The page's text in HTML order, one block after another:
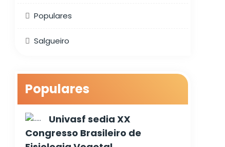
Populares
Salgueiro
Populares
Univasf sedia XX
Congresso Brasileiro de